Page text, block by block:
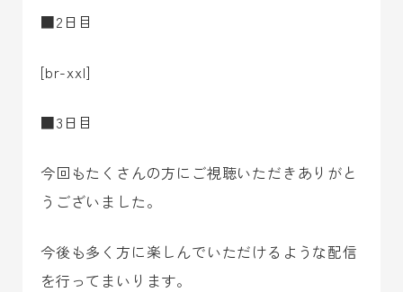
■2日目
[br-xxl]
■3日目
今回もたくさんの方にご視聴いただきありがと
うございました。
今後も多く方に楽しんでいただけるような配信
を行ってまいります。